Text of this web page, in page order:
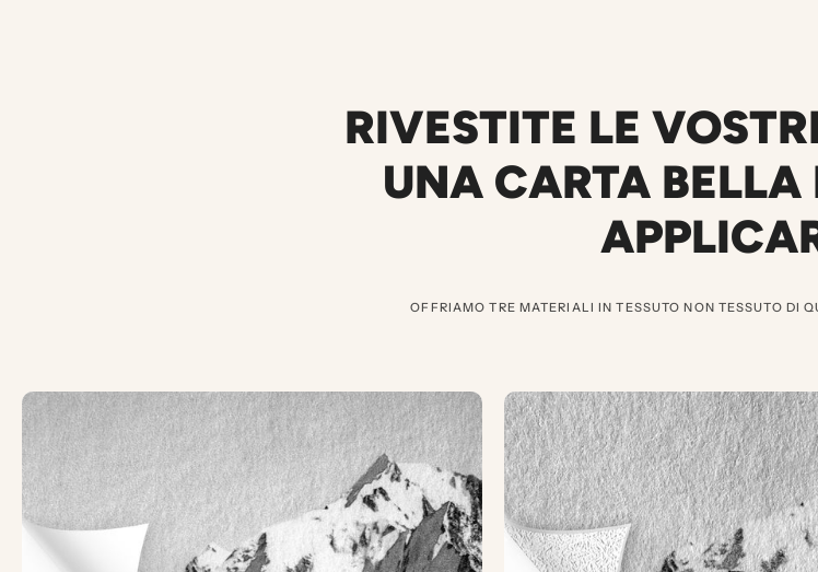
RIVESTITE LE
UNA CARTA BELLA
OFFRIAMO TRE MATERIALI IN TESSUTO NON TESSUTO DI
3
D
O
C
U